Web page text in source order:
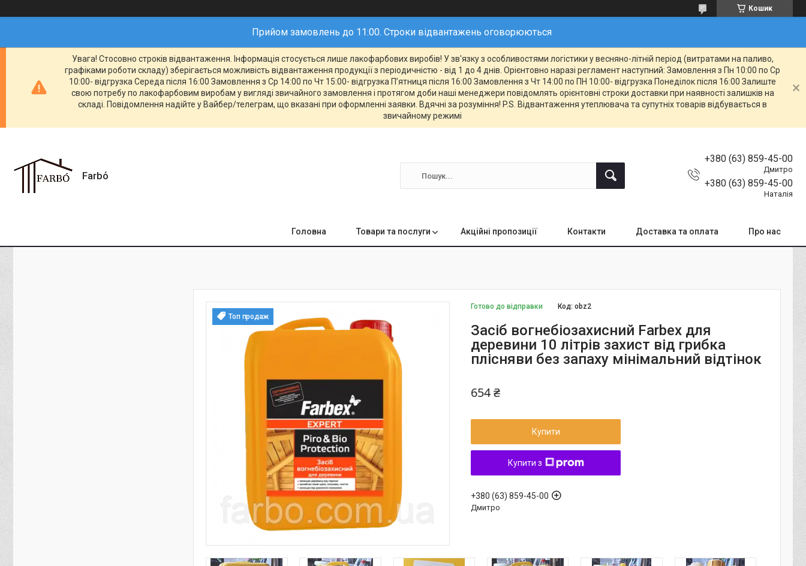
Кошик
Прийом замовлень до 11:00. Строки відвантажень оговорюються
Увага! Стосовно строків відвантаження. Інформація стосується лише лакофарбових виробів! У зв'язку з особливостями логістики у весняно-літній період (витратами на паливо,
графіками роботи складу) зберігається можливість відвантаження продукції з періодичністю - від 1 до 4 днів. Орієнтовно наразі регламент наступний: Замовлення з Пн 10:00 по Ср
10:00- відгрузка Середа після 16:00 Замовлення з Ср 14:00 по Чт 15:00- відгрузка П’ятниця після 16:00 Замовлення з Чт 14:00 по ПН 10:00- відгрузка Понеділок після 16:00 Залиште
свою потребу по лакофарбовим виробам у вигляді звичайного замовлення і протягом доби наші менеджери повідомлять орієнтовні строки доставки при наявності залишків на
складі. Повідомлення надійте у Вайбер/телеграм, що вказані при оформленні заявки. Вдячні за розуміння! P.S. Відвантаження утеплювача та супутніх товарів відбувається в
звичайному режимі
Farbо́
+380 (63) 859-45-00
Дмитро
+380 (63) 859-45-00
Наталія
Головна Товари та послуги Акційні пропозиції Контакти Доставка та оплата Про нас
Топ продаж
Готово до відправки Код:obz2
Засіб вогнебіозахисний Farbex для
деревини 10 літрів захист від грибка
плісняви без запаху мінімальний відтінок
654 ₴
Купити
Купити з
+380 (63) 859-45-00
Дмитро